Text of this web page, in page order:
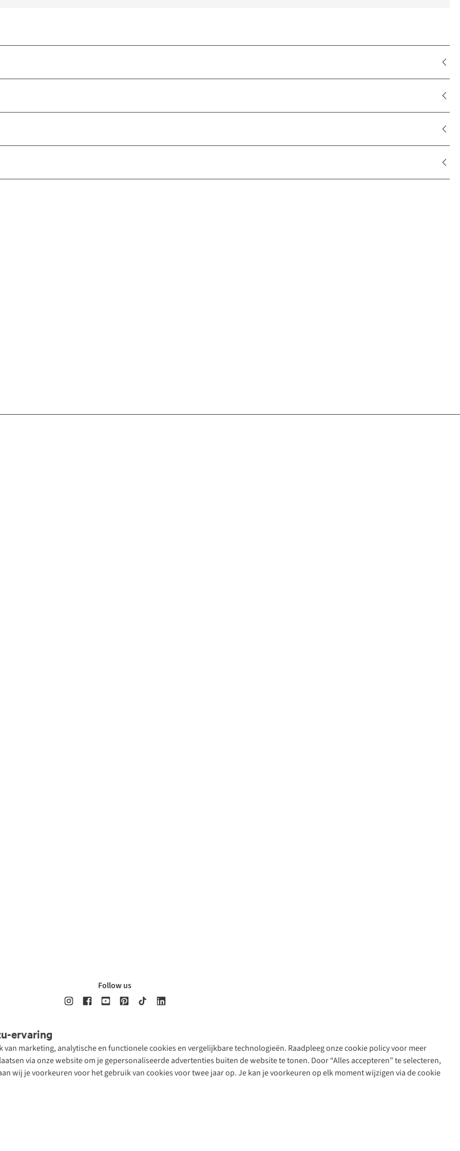
ervaring
marketing, analytische en functionele cookies en vergelijkbare technologieën. Raadpleeg onze cookie policy voor meer
via onze website om je gepersonaliseerde advertenties buiten de website te tonen. Door “Alles accepteren” te selecteren,
wij je voorkeuren voor het gebruik van cookies voor twee jaar op. Je kan je voorkeuren op elk moment wijzigen via de cookie
Follow us
Disclaimer Privacy Policy